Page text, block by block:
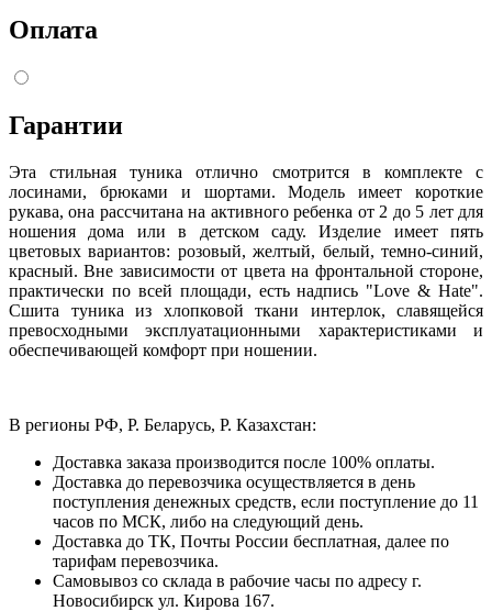
Оплата
Гарантии
Эта стильная туника отлично смотрится в комплекте с
лосинами, брюками и шортами. Модель имеет короткие
рукава, она рассчитана на активного ребенка от 2 до 5 лет для
ношения дома или в детском саду. Изделие имеет пять
цветовых вариантов: розовый, желтый, белый, темно-синий,
красный. Вне зависимости от цвета на фронтальной стороне,
практически по всей площади, есть надпись "Love & Hate".
Сшита туника из хлопковой ткани интерлок, славящейся
превосходными эксплуатационными характеристиками и
обеспечивающей комфорт при ношении.
В регионы РФ, Р. Беларусь, Р. Казахстан:
Доставка заказа производится после 100% оплаты.
Доставка до перевозчика осуществляется в день
поступления денежных средств, если поступление до 11
часов по МСК, либо на следующий день.
Доставка до ТК, Почты России бесплатная, далее по
тарифам перевозчика.
Самовывоз со склада в рабочие часы по адресу г.
Новосибирск ул. Кирова 167.